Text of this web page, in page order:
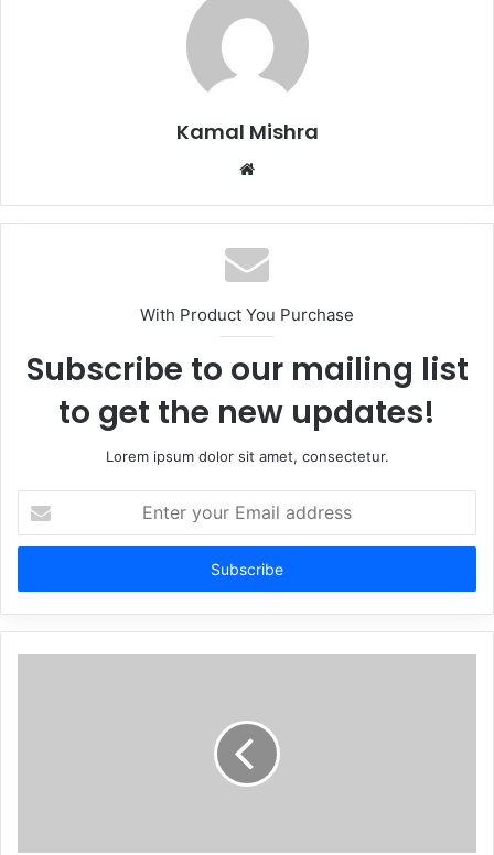
Kamal Mishra
Website
With Product You Purchase
Subscribe to our mailing list
to get the new updates!
Lorem ipsum dolor sit amet, consectetur.
your
Email